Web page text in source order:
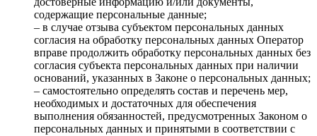
содержащие персональные данные;
– в случае отзыва субъектом персональных данных
согласия на обработку персональных данных Оператор
вправе продолжить обработку персональных данных без
согласия субъекта персональных данных при наличии
оснований, указанных в Законе о персональных данных;
– самостоятельно определять состав и перечень мер,
необходимых и достаточных для обеспечения
выполнения обязанностей, предусмотренных Законом о
персональных данных и принятыми в соответствии с